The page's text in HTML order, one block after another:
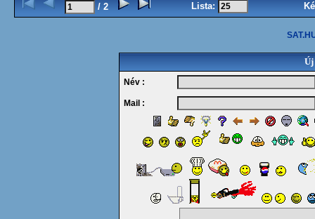
/ 2 Lista:
Új
Név :
Mail :